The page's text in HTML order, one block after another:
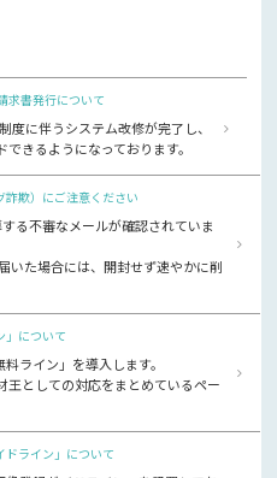
求書発行について
度に伴うシステム改修が完了し、
きるようになっております。
詐欺）にご注意ください
る不審なメールが確認されていま
いた場合には、開封せず速やかに削
」について
ライン」を導入します。
王としての対応をまとめているペー
ドライン」について